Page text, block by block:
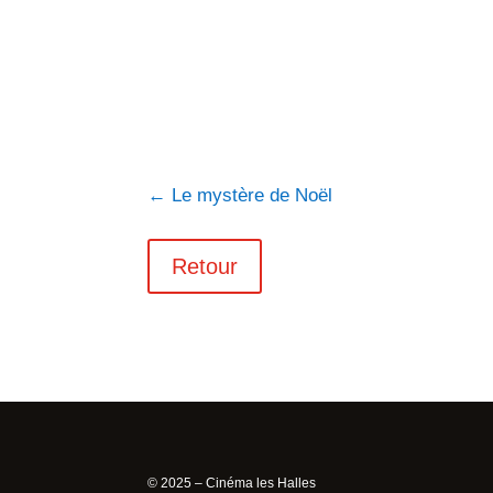
← Le mystère de Noël
Retour
© 2025 – Cinéma les Halles